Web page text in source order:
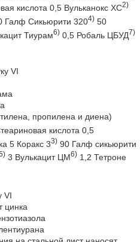
кислота 0,5 Вульканокс ХС2)
Галф Сикьюрити 3204)50
Тиурам6)0,5 Робаль ЦБУД7)
VI
пропилена и диена)
кислота 0,5
5 Коракс 33)90 Галф сикьюрити
3 Вулькацит ЦМ6)1,2 Тетроне
VI
цинка